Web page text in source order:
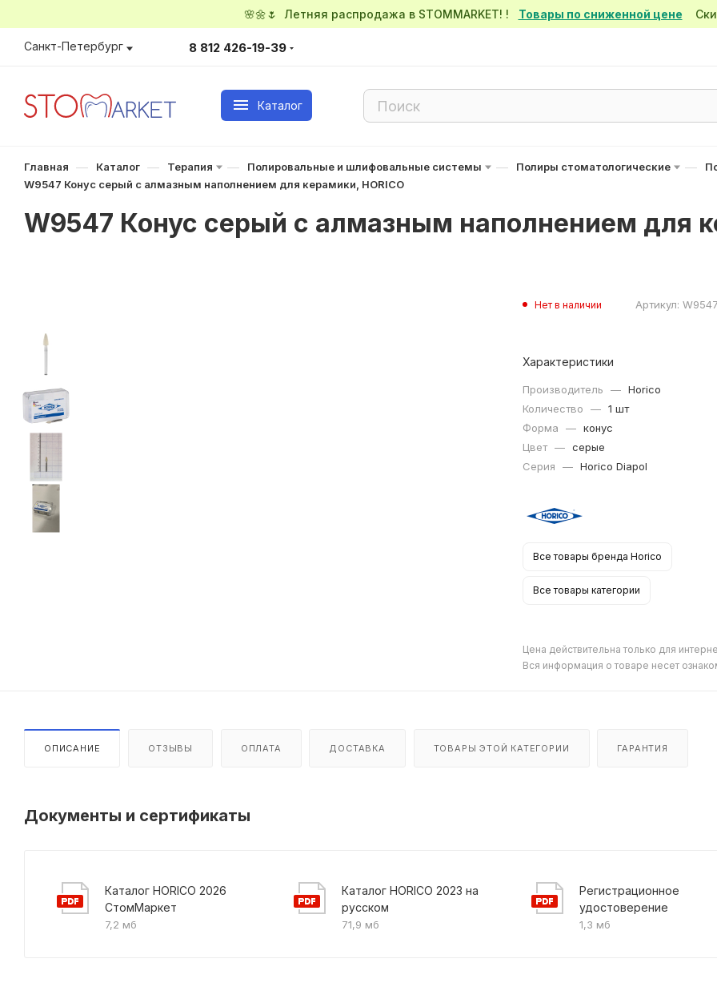
🌸🌼🌷 Летняя распродажа в STOMMARKET! ! Товары по сниженной цене
Санкт-Петербург 8 812 426-19-39
Каталог
Главная — Каталог — Терапия — Полировальные и шлифовальные системы — Полиры стоматологические —
W9547 Конус серый с алмазным наполнением для керамики, HORICO
W9547 Конус серый с алмазным наполнением для
Нет в наличии Артикул:
Характеристики
Производитель — Horico
Количество
— 1 шт
Форма
— конус
Цвет — серые
Серия
— Horico Diapol
Все товары бренда Horico
Все товары категории
Цена действительна только для
Вся информация о товаре несет
ОПИСАНИЕ ОТЗЫВЫ ОПЛАТА ДОСТАВКА ТОВАРЫ ЭТОЙ КАТЕГОРИИ ГАРАНТИЯ
Документы и сертификаты
Каталог HORICO 2026
СтомМаркет
7,2 мб
Каталог HORICO 2023 на
русском
71,9 мб
Регистрационное
удостоверение
1,3 мб